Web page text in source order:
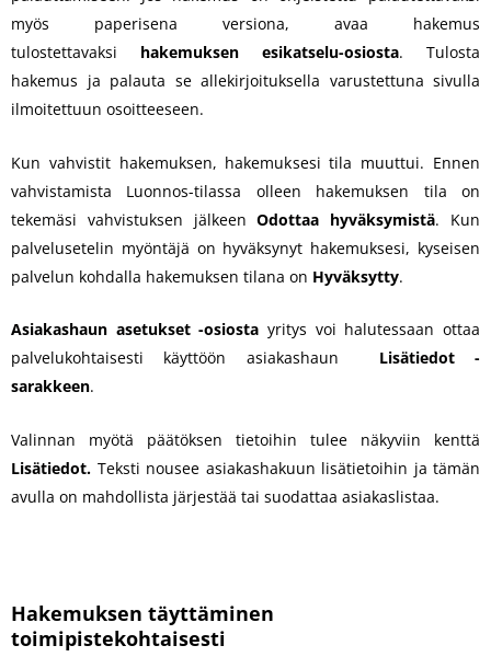
myös paperisena versiona, avaa hakemus
tulostettavaksi hakemuksen esikatselu-osiosta. Tulosta
hakemus ja palauta se allekirjoituksella varustettuna sivulla
ilmoitettuun osoitteeseen.
Kun vahvistit hakemuksen, hakemuksesi tila muuttui. Ennen
vahvistamista Luonnos-tilassa olleen hakemuksen tila on
tekemäsi vahvistuksen jälkeenOdottaa hyväksymistä. Kun
palvelusetelin myöntäjä on hyväksynyt hakemuksesi, kyseisen
palvelun kohdalla hakemuksen tilana on Hyväksytty.
Asiakashaun asetukset -osiosta yritys voi halutessaan ottaa
palvelukohtaisesti käyttöön asiakashaun Lisätiedot -
sarakkeen.
Valinnan myötä päätöksen tietoihin tulee näkyviin kenttä
Lisätiedot. Teksti nousee asiakashakuun lisätietoihin ja tämän
avulla on mahdollista järjestää tai suodattaa asiakaslistaa.
Hakemuksen täyttäminen
toimipistekohtaisesti